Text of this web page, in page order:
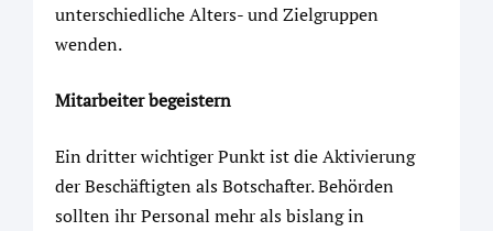
unterschiedliche Alters- und Zielgruppen
wenden.
Mitarbeiter begeistern
Ein dritter wichtiger Punkt ist die Aktivierung
der Beschäftigten als Botschafter. Behörden
sollten ihr Personal mehr als bislang in